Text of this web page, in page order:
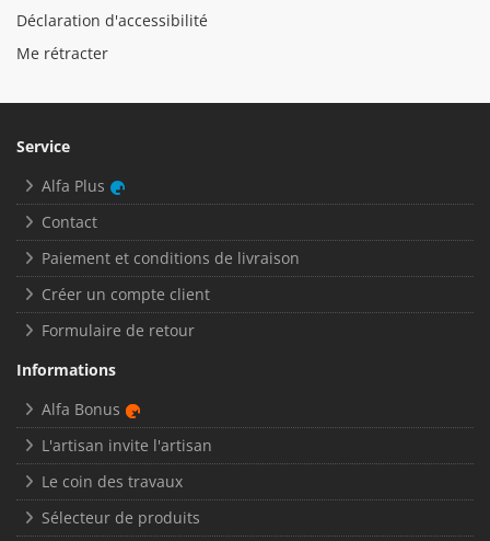
Déclaration d'accessibilité
Me rétracter
Service
Alfa Plus
Contact
Paiement et conditions de livraison
Créer un compte client
Formulaire de retour
Informations
Alfa Bonus
L'artisan invite l'artisan
Le coin des travaux
Sélecteur de produits